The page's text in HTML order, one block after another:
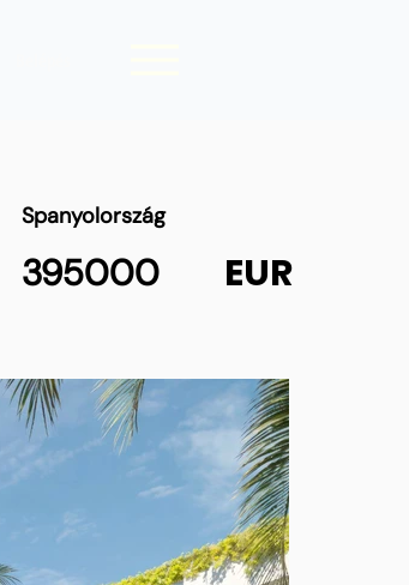
Spanyolország
395000 EUR